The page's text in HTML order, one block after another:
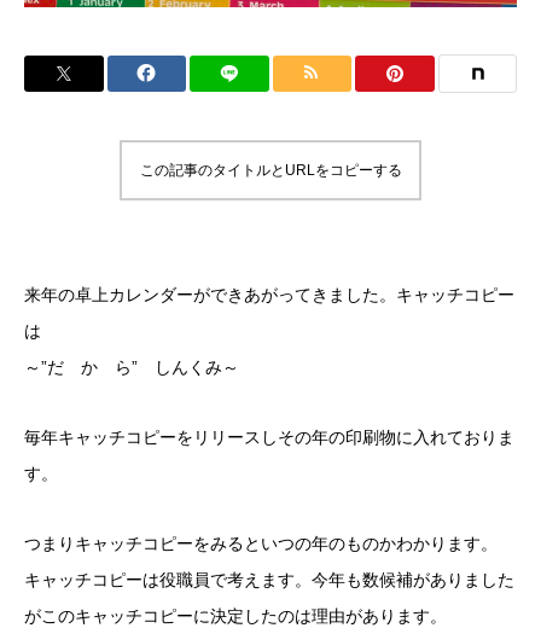
この記事のタイトルとURLをコピーする
来年の卓上カレンダーができあがってきました。キャッチコピー
は
～”だ か ら” しんくみ～
毎年キャッチコピーをリリースしその年の印刷物に入れておりま
す。
つまりキャッチコピーをみるといつの年のものかわかります。
キャッチコピーは役職員で考えます。今年も数候補がありました
がこのキャッチコピーに決定したのは理由があります。